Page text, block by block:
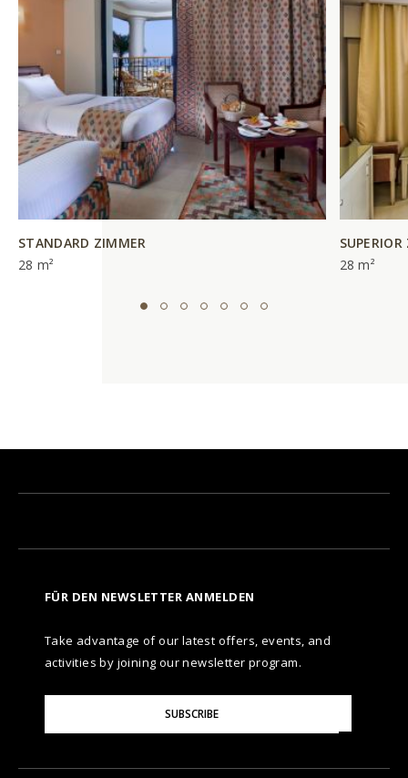
STANDARD ZIMMER
28 m²
28 m²
FÜR DEN NEWSLETTER ANMELDEN
Take advantage of our latest offers, events, and
activities by joining our newsletter program.
Your
SUBSCRIBE